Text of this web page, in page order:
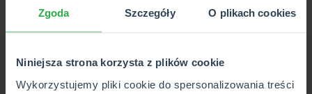
Zgoda Szczegóły O plikach cookies
Niniejsza strona korzysta z plików cookie
Wykorzystujemy pliki cookie do spersonalizowania treści
nadawały do dalszego
zapewni pobyt w